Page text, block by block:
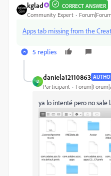
kglad CORRECT ANSWER
Community Expert
Apps tab missing from the
5 replies
D
daniela12110863
Participant
ya lo intenté pero no sale